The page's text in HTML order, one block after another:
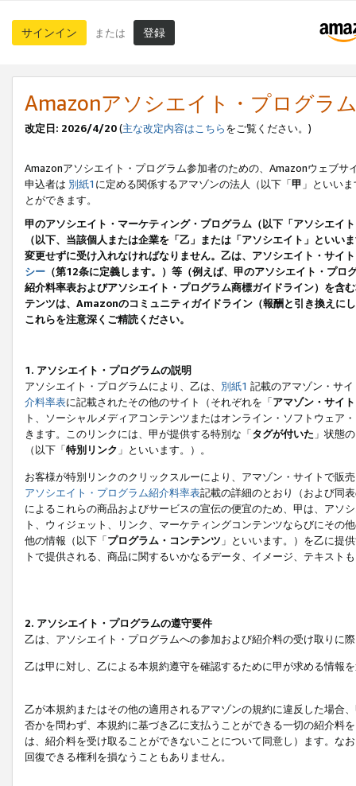
サインイン または 登録
Amazonアソシエイト・プログラ
改定日: 2026/4/20(主な改定内容はこちらをご覧ください。)
Amazonアソシエイト・プログラム参加者のための、Amazonウェブサ
申込者は 別紙1 に定める関係するアマゾンの法人（以下「甲 」といい
とができます。
甲のアソシエイト・マーケティング・プログラム（以下「アソシエイ
（以下、当該個人または企業を「乙」または「アソシエイト」とい
変更せずに受け入れなければなりません。乙は、アソシエイト・サイ
シー （第12条に定義します。）等（例えば、甲のアソシエイト・プ
紹介料率表およびアソシエイト・プログラム商標ガイドライン）を
テンツは、Amazonのコミュニティガイドライン（報酬と引き換えに
これらを注意深くご精読ください。
1. アソシエイト・プログラムの説明
アソシエイト・プログラムにより、乙は、 別紙1 記載のアマゾン・サ
介料率表に記載されたその他のサイト（それぞれを「アマゾン・サイト
ト、ソーシャルメディアコンテンツまたはオンライン・ソフトウェア
きます。このリンクには、甲が提供する特別な「タグが付いた 」状態
（以下「特別リンク 」といいます。）。
お客様が特別リンクのクリックスルーにより、アマゾン・サイトで販
アソシエイト・プログラム紹介料率表記載の詳細のとおり（および同
によるこれらの商品およびサービスの宣伝の便宜のため、甲は、アソ
ト、ウィジェット、リンク、マーケティングコンテンツならびにその
他の情報（以下「プログラム・コンテンツ 」といいます。）を乙に提
トで提供される、商品に関するいかなるデータ、イメージ、テキス
2. アソシエイト・プログラムの遵守要件
乙は、アソシエイト・プログラムへの参加および紹介料の受け取りに
乙は甲に対し、乙による本規約遵守を確認するために甲が求める情報
乙が本規約またはその他の適用されるアマゾンの規約に違反した場合
否かを問わず、本規約に基づき乙に支払うことができる一切の紹介料
は、紹介料を受け取ることができないことについて同意し）ます。な
回復できる権利を損なうこともありません。